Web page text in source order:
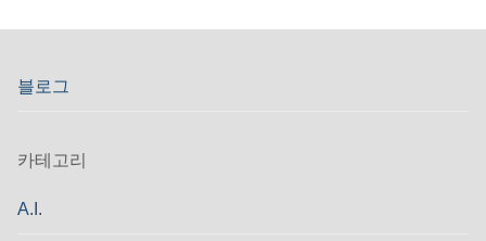
블로그
카테고리
A.I.